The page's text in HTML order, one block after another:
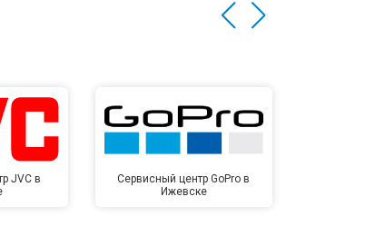
JVC в
Сервисный центр GoPro в
Ижевске